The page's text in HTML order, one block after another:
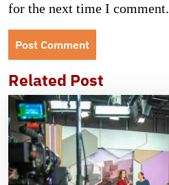
for the next time I comment.
Related Post